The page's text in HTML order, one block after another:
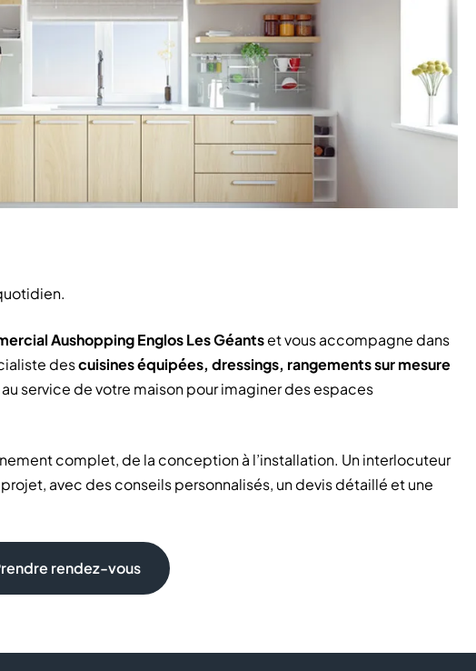
Aushopping Englos Les Géantset vous accompagne dans
descuisines équipées, dressings, rangements sur mesure
service de votre maison pour imaginer des espaces
complet, de la conception à l’installation. Un interlocuteur
avec des conseils personnalisés, un devis détaillé et une
rendez-vous